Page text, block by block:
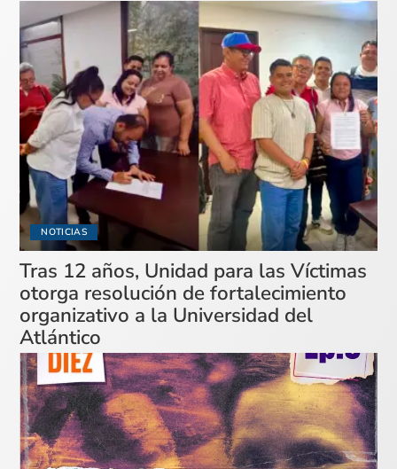
NOTICIAS
Tras 12 años, Unidad para las Víctimas
otorga resolución de fortalecimiento
organizativo a la Universidad del
Atlántico